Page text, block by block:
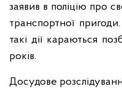
заявив в поліцію про
транспортної
такі дії караються
років.
Досудове